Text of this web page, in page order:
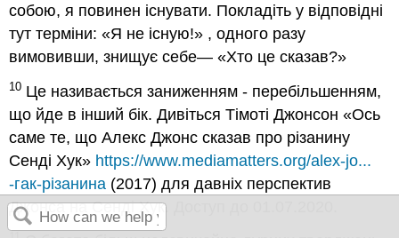
собою, я повинен існувати. Покладіть у відповідні
тут терміни: «Я не існую!» , одного разу
вимовивши, знищує себе— «Хто це сказав?»
10 Це називається заниженням - перебільшенням,
що йде в інший бік. Дивіться Тімоті Джонсон «Ось
саме те, що Алекс Джонс сказав про різанину
Сенді Хук» https://www.mediamatters.org/alex-jo...
-гак-різанина (2017) для давніх перспектив
Джонса на Сенді Хук. Доступ до 01.07.2020.